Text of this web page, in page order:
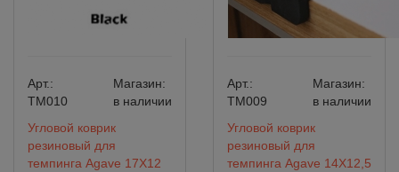
Арт.:
TM010
Магазин:
в наличии
Угловой коврик
резиновый для
темпинга Agave 17Х12
Арт.:
TM009
Магазин:
в наличии
Угловой коврик
резиновый для
темпинга Agave 14Х12,5